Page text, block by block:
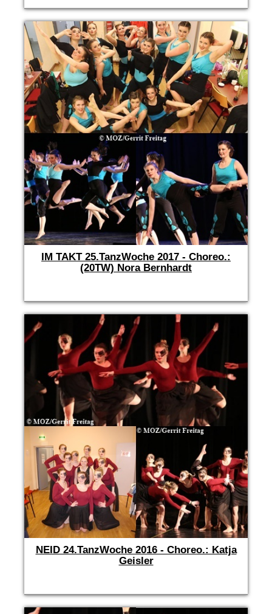
IM TAKT 25.TanzWoche 2017 - Choreo.:
(20TW) Nora Bernhardt
NEID 24.TanzWoche 2016 - Choreo.: Katja
Geisler